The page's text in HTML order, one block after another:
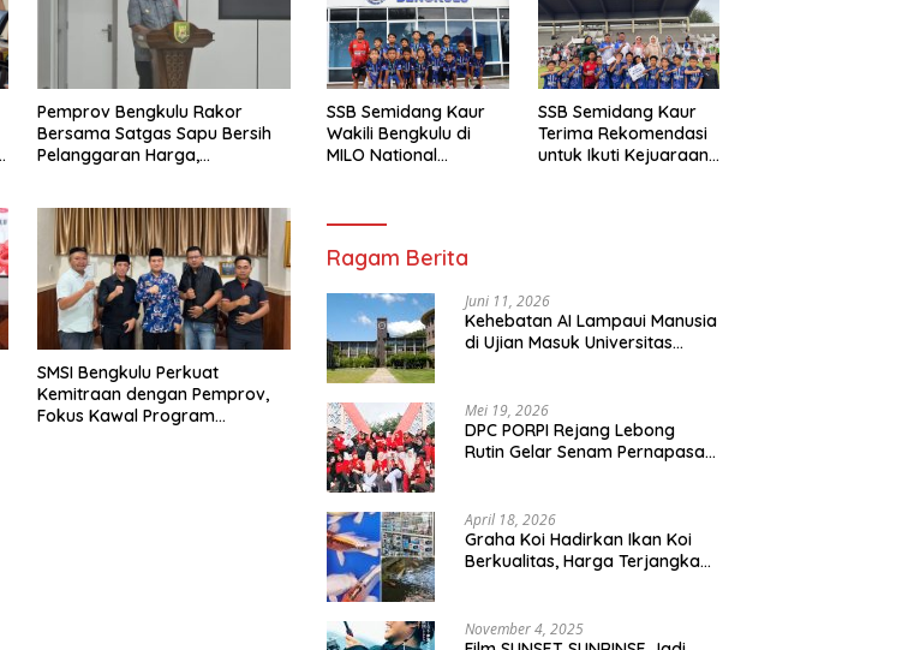
Pemprov Bengkulu Rakor
Bersama Satgas Sapu Bersih
Pelanggaran Harga,
Sorotan
SMSI Bengkulu Perkuat
Kemitraan dengan Pemprov,
Fokus Kawal Program
SSB Semidang Kaur
Wakili Bengkulu di
MILO National
SSB Semidang Kaur
Terima Rekomendasi
untuk Ikuti Kejuaraan
Ragam Berita
Juni 11, 2026
Kehebatan AI Lampaui Manusia
di Ujian Masuk Universitas
Mei 19, 2026
DPC PORPI Rejang Lebong
Rutin Gelar Senam Pernapasan
April 18, 2026
Graha Koi Hadirkan Ikan Koi
Berkualitas, Harga Terjangkau
November 4, 2025